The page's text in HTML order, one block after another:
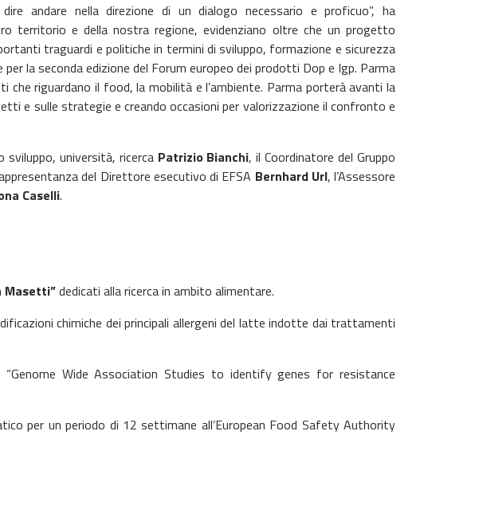
andare nella direzione di un dialogo necessario e proficuo”, ha
territorio e della nostra regione, evidenziano oltre che un progetto
traguardi e politiche in termini di sviluppo, formazione e sicurezza
la seconda edizione del Forum europeo dei prodotti Dop e Igp. Parma
riguardano il food, la mobilità e l’ambiente. Parma porterà avanti la
e sulle strategie e creando occasioni per valorizzazione il confronto e
sviluppo, università, ricerca Patrizio Bianchi, il Coordinatore del Gruppo
del Direttore esecutivo di EFSA Bernhard Url, l’Assessore
Caselli.
Masetti”dedicati alla ricerca in ambito alimentare.
chimiche dei principali allergeni del latte indotte dai trattamenti
Wide Association Studies to identify genes for resistance
per un periodo di 12 settimane all’European Food Safety Authority